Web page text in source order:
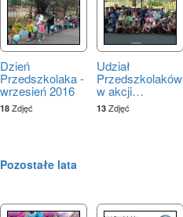
Dzień
Przedszkolaka -
wrzesień 2016
18 Zdjęć
Udział
Przedszkolaków
w akcji…
13 Zdjęć
Pozostałe lata